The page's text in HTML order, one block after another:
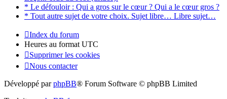
* Le défouloir : Qui a gros sur le cœur ? Qui a le cœur gros ?
* Tout autre sujet de votre choix. Sujet libre… Libre sujet…
Index du forum
Heures au format UTC
Supprimer les cookies
Nous contacter
Développé parphpBB® Forum Software © phpBB Limited